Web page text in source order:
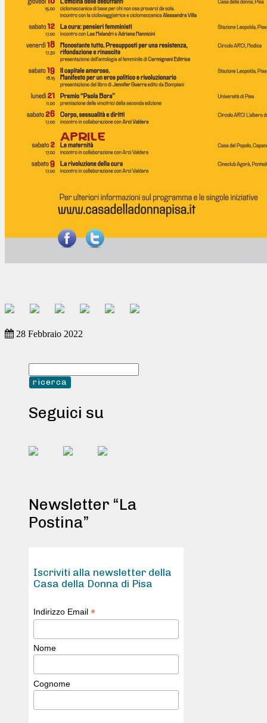
28 Febbraio 2022
Seguici su
Newsletter “La
Postina”
Iscriviti alla newsletter della
Casa della Donna di Pisa
Indirizzo Email *
Nome
Cognome